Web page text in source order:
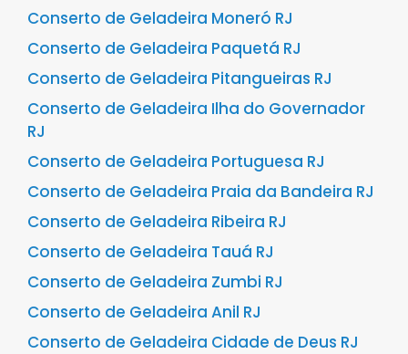
Conserto de Geladeira Moneró RJ
Conserto de Geladeira Paquetá RJ
Conserto de Geladeira Pitangueiras RJ
Conserto de Geladeira Ilha do Governador
RJ
Conserto de Geladeira Portuguesa RJ
Conserto de Geladeira Praia da Bandeira RJ
Conserto de Geladeira Ribeira RJ
Conserto de Geladeira Tauá RJ
Conserto de Geladeira Zumbi RJ
Conserto de Geladeira Anil RJ
Conserto de Geladeira Cidade de Deus RJ